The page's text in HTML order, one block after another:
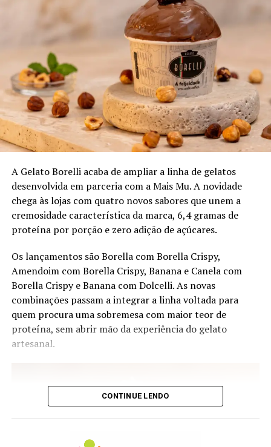
Veja a lista completa com os premiados no Top Five
da ExpoVinhos Vitória 2026.
Branco Novo Mundo
Errazuris Chardonay – produtor Viña Errazuris, Vale do
Litoral Sauv Blanc – produtor Vale Leyda; uva Sauv
Blanc; safra 2024
QPQ Gran Reserva – produtor Maipo; uva Chardonnay;
Salton Virtude – produtor Campanha Gaúcha; uva
Chardonnay; safra 2025
Sauvignon Blanc, edição Costeira – produtor Viña
Requingua, Tapihue, Casa Blanc Chile; uva Sauvignon
Blanc; safra 2025
Bricco Dei Guazzi Gavi – produtor Piemonte; uva
Cortese; safra
Guru Branco 750 ml – produtor Wine & Soul Portugal,
A Gelato Borelli acaba de ampliar a linha de gelatos
desenvolvida em parceria com a Mais Mu. A novidade
chega às lojas com quatro novos sabores que unem a
cremosidade característica da marca, 6,4 gramas de
proteína por porção e zero adição de açúcares.
Os lançamentos são Borella com Borella Crispy,
Amendoim com Borella Crispy, Banana e Canela com
Borella Crispy e Banana com Dolcelli. As novas
combinações passam a integrar a linha voltada para
quem procura uma sobremesa com maior teor de
proteína, sem abrir mão da experiência do gelato
artesanal.
CONTINUE LENDO